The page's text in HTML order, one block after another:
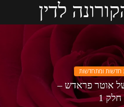
לדין
חדשות ומתחדשות
אוטר פראדש –
חלק 1